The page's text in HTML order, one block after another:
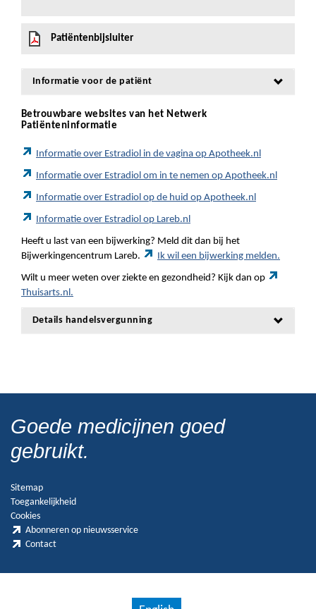
Patiëntenbijsluiter
Informatie voor de patiënt
Betrouwbare websites van het Netwerk
Patiënteninformatie
Informatie over Estradiol in de vagina op Apotheek.nl
Informatie over Estradiol om in te nemen op Apotheek.nl
Informatie over Estradiol op de huid op Apotheek.nl
Informatie over Estradiol op Lareb.nl
Heeft u last van een bijwerking? Meld dit dan bij het
Bijwerkingencentrum Lareb.
Ik wil een bijwerking melden.
Wilt u meer weten over ziekte en gezondheid? Kijk dan op
Thuisarts.nl.
Details handelsvergunning
Goede medicijnen goed
gebruikt.
Sitemap
Toegankelijkheid
Cookies
Abonneren op nieuwsservice
Contact